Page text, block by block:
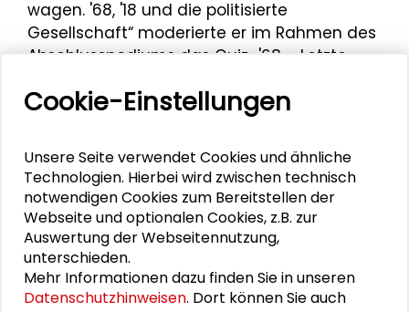
wagen. '68, '18 und die politisierte
Gesellschaft“ moderierte er im Rahmen des
Abschlusspodiums das Quiz „'68 – Letzte
Zuletzt moderierte er das Abschlusspodium
Letzte Fragen und Quiz“ beimGroßen
Konvent der Schader-Stiftungam 8.
November 2019 zum Thema „DU BIST NICHT
ALLEIN. Öffentlicher Raum im Dialog“.
Cookie-Einstellungen
Unsere Seite verwendet Cookies und ähnliche
Technologien. Hierbei wird zwischen technisch
notwendigen Cookies zum Bereitstellen der
Webseite und optionalen Cookies, z.B. zur
Auswertung der Webseitennutzung,
unterschieden.
Mehr Informationen dazu finden Sie in unseren
Datenschutzhinweisen. Dort können Sie auch